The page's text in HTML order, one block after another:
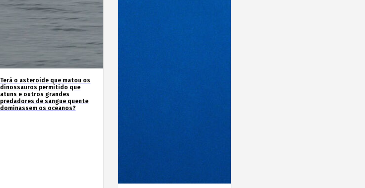
Terá o asteroide que matou os
dinossauros permitido que
atuns e outros grandes
predadores de sangue quente
dominassem os oceanos?